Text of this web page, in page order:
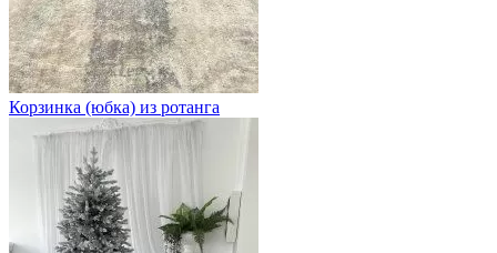
Корзинка (юбка) из ротанга